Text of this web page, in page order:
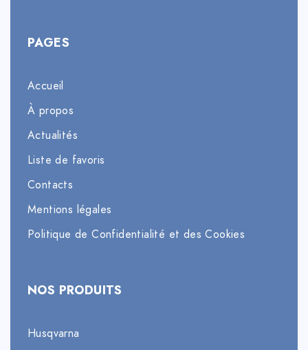
PAGES
Accueil
À propos
Actualités
Liste de favoris
Contacts
Mentions légales
Politique de Confidentialité et des Cookies
NOS PRODUITS
Husqvarna